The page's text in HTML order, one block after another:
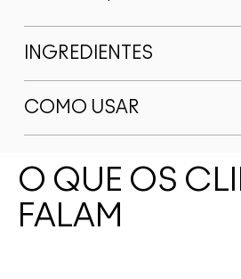
INGREDIENTES
COMO USAR
O QUE OS
FALAM